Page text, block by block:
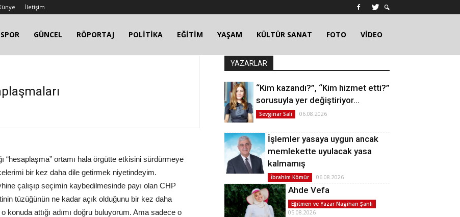
İletişim
SPOR GÜNCEL RÖPORTAJ POLİTİKA EĞİTİM YAŞAM KÜLTÜR SANAT FOTO VİDEO
“hesaplaşma” ortamı hala örgütte etkisini sürdürmeye
bir kez daha dile getirmek niyetindeyim.
çalışıp seçimin kaybedilmesinde payı olan CHP
tüzüğünün ne kadar açık olduğunu bir kez daha
attığı adımı doğru buluyorum. Ama sadece o
YAZARLAR
“Kim kazandı?”, “Kim hizmet etti?”
sorusuyla yer değiştiriyor…
Sevginar Sali 06.08.2026
İşlemler yasaya uygun ancak
memlekette uyulacak yasa
kalmamış
İbrahim Kömür 06.08.2026
Ahde Vefa
Eğitmen ve Yazar Nagihan Şanlı
05.08.2026